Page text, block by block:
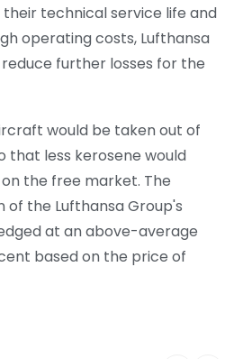
technical service life and
operating costs, Lufthansa
further losses for the
would be taken out of
that less kerosene would
the free market. The
of the Lufthansa Group's
at an above-average
based on the price of